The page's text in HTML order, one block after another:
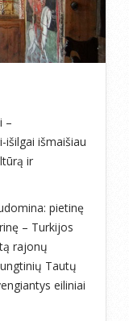
–
išilgai išmaišiau
ir
pietinę
– Turkijos
rajonų
Tautų
eiliniai